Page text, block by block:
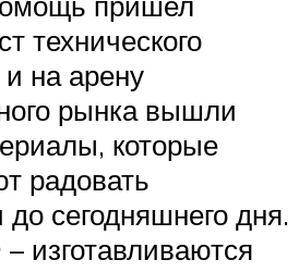
технического
и на арену
рынка вышли
которые
радовать
сегодняшнего дня.